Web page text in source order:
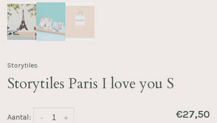
Storytiles
Storytiles Paris I love you S
Aantal: +
- €27,50